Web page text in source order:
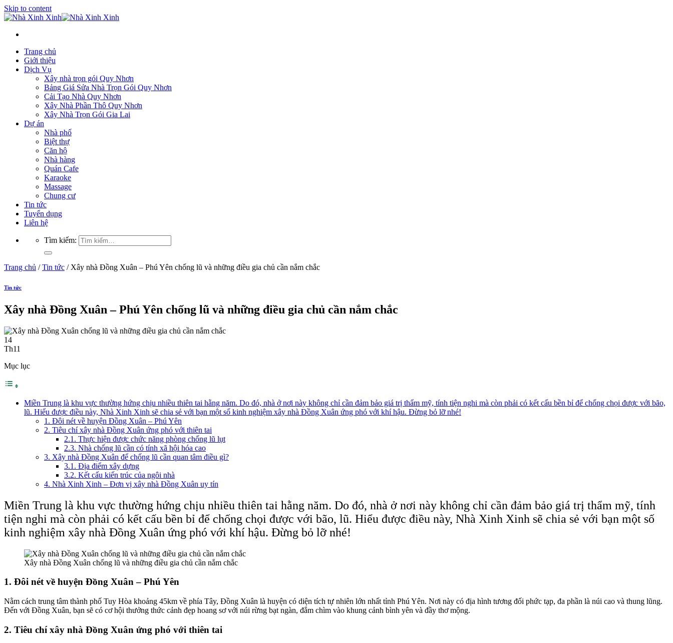
Skip to content
Trang chủ
Giới thiệu
Dịch Vụ
Xây nhà trọn gói Quy Nhơn
Bảng Giá Sửa Nhà Trọn Gói Quy Nhơn
Cải Tạo Nhà Quy Nhơn
Xây Nhà Phần Thô Quy Nhơn
Xây Nhà Trọn Gói Gia Lai
Dự án
Nhà phố
Biệt thự
Căn hộ
Nhà hàng
Quán Cafe
Karaoke
Massage
Chung cư
Tin tức
Tuyển dụng
Liên hệ
Tìm kiếm:
Trang chủ / Tin tức /Xây nhà Đồng Xuân – Phú Yên chống lũ và những điều gia chủ cần nắm chắc
Tin tức
Xây nhà Đồng Xuân – Phú Yên chống lũ và những điều gia chủ cần nắm chắc
14
Th11
Mục lục
Miền Trung là khu vực thường hứng chịu nhiều thiên tai hằng năm. Do đó, nhà ở nơi này không chỉ cần đảm bảo giá trị thẩm mỹ, tính tiện nghi mà còn phải có kết cấu bền bỉ để chống chọi được với bão,
lũ. Hiểu được điều này, Nhà Xinh Xinh sẽ chia sẻ với bạn một số kinh nghiệm xây nhà Đồng Xuân ứng phó với khí hậu. Đừng bỏ lỡ nhé!
1. Đôi nét về huyện Đồng Xuân – Phú Yên
2. Tiêu chí xây nhà Đồng Xuân ứng phó với thiên tai
2.1. Thực hiện được chức năng phòng chống lũ lụt
2.3. Nhà chống lũ cần có tính xã hội hóa cao
3. Xây nhà Đồng Xuân để chống lũ cần quan tâm điều gì?
3.1. Địa điểm xây dựng
3.2. Kết cấu kiến trúc của ngôi nhà
4. Nhà Xinh Xinh – Đơn vị xây nhà Đồng Xuân uy tín
Miền Trung là khu vực thường hứng chịu nhiều thiên tai hằng năm. Do đó, nhà ở nơi này không chỉ cần đảm bảo giá trị thẩm mỹ, tính
tiện nghi mà còn phải có kết cấu bền bỉ để chống chọi được với bão, lũ. Hiểu được điều này, Nhà Xinh Xinh sẽ chia sẻ với bạn một số
kinh nghiệm xây nhà Đồng Xuân ứng phó với khí hậu. Đừng bỏ lỡ nhé!
Xây nhà Đồng Xuân chống lũ và những điều gia chủ cần nắm chắc
1. Đôi nét về huyện Đồng Xuân – Phú Yên
Nằm cách trung tâm thành phố Tuy Hòa khoảng 45km về phía Tây, Đồng Xuân là huyện có diện tích tự nhiên lớn nhất tỉnh Phú Yên. Nơi này có địa hình tương đối phức tạp, đa phần là núi cao và thung lũng.
Đến với Đồng Xuân, bạn sẽ có cơ hội thưởng thức cảnh đẹp hoang sơ với núi rừng bạt ngàn, đắm chìm vào khung cảnh bình yên và đầy thơ mộng.
2. Tiêu chí xây nhà Đồng Xuân ứng phó với thiên tai